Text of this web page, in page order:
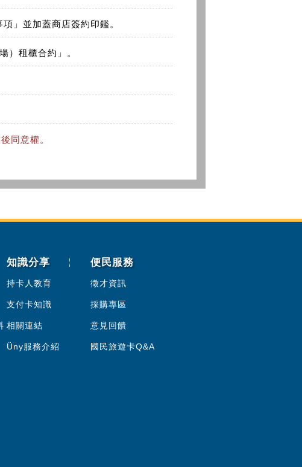
」並加蓋商店簽約印鑑。
）租櫃合約」。
同意權。
知識分享
持卡人教育
支付卡知識
相關連結
Üny服務介紹
便民服務
徵才資訊
採購專區
意見回饋
國民旅遊卡Q&A